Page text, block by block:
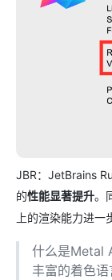
JBR：JetBrains
的性能显著提升。
上的渲染能力进一
什么是Metal
丰富的着色